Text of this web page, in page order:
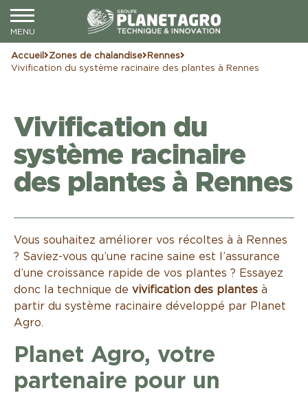
Accueil Zones de chalandise
Rennes
Vivification du système racinaire des plantes à Rennes
Vivification du
système racinaire
des plantes à Rennes
Vous souhaitez améliorer vos récoltes à à Rennes
? Saviez-vous qu’une racine saine est l’assurance
d’une croissance rapide de vos plantes ? Essayez
donc la technique de vivification des plantes à
partir du système racinaire développé par Planet
Agro.
Planet Agro, votre
partenaire pour un